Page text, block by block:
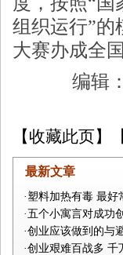
组织运行”的
大赛办成全
编辑：
【 收藏此页 】
最新文章
·塑料加热有毒 最好
·五个小寓言对成功
·创业应该做到的与
·创业艰难百战多 千